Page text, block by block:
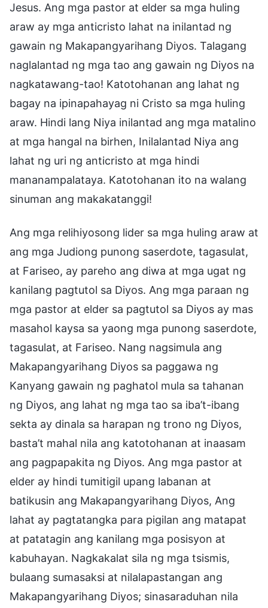
Jesus. Ang mga pastor at elder sa mga huling
araw ay mga anticristo lahat na inilantad ng
gawain ng Makapangyarihang Diyos. Talagang
naglalantad ng mga tao ang gawain ng Diyos na
nagkatawang-tao! Katotohanan ang lahat ng
bagay na ipinapahayag ni Cristo sa mga huling
araw. Hindi lang Niya inilantad ang mga matalino
at mga hangal na birhen, Inilalantad Niya ang
lahat ng uri ng anticristo at mga hindi
mananampalataya. Katotohanan ito na walang
sinuman ang makakatanggi!
Ang mga relihiyosong lider sa mga huling araw at
ang mga Judiong punong saserdote, tagasulat,
at Fariseo, ay pareho ang diwa at mga ugat ng
kanilang pagtutol sa Diyos. Ang mga paraan ng
mga pastor at elder sa pagtutol sa Diyos ay mas
masahol kaysa sa yaong mga punong saserdote,
tagasulat, at Fariseo. Nang nagsimula ang
Makapangyarihang Diyos sa paggawa ng
Kanyang gawain ng paghatol mula sa tahanan
ng Diyos, ang lahat ng mga tao sa iba’t-ibang
sekta ay dinala sa harapan ng trono ng Diyos,
basta’t mahal nila ang katotohanan at inaasam
ang pagpapakita ng Diyos. Ang mga pastor at
elder ay hindi tumitigil upang labanan at
batikusin ang Makapangyarihang Diyos, Ang
lahat ay pagtatangka para pigilan ang matapat
at patatagin ang kanilang mga posisyon at
kabuhayan. Nagkakalat sila ng mga tsismis,
bulaang sumasaksi at nilalapastangan ang
Makapangyarihang Diyos; sinasaraduhan nila